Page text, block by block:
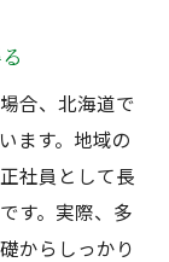
合、北海道で
ます。地域の
社員として長
す。実際、多
からしっかり